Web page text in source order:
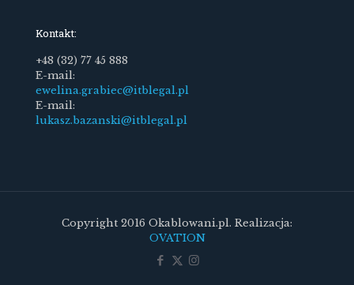
Kontakt:
+48 (32) 77 45 888
E-mail:
ewelina.grabiec@itblegal.pl
E-mail:
lukasz.bazanski@itblegal.pl
Copyright 2016 Okablowani.pl. Realizacja:
OVATION